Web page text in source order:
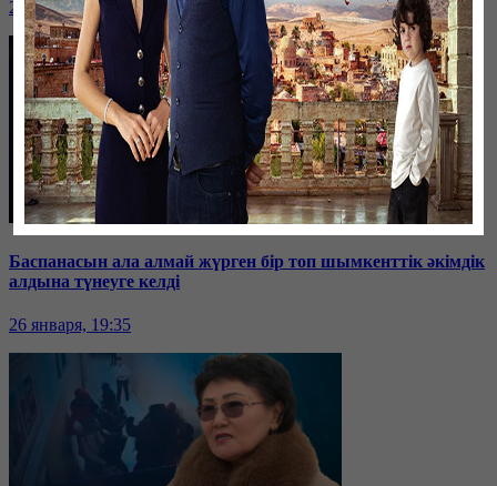
26 января, 19:36
Баспанасын ала алмай жүрген бір топ шымкенттік әкімдік
алдына түнеуге келді
26 января, 19:35